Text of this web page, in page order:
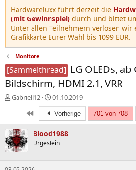
Hardwareluxx führt derzeit die
(mit Gewinnspiel) durch und bittet
Unter allen Teilnehmern verlosen wir
Grafikkarte Eurer Wahl bis 1099 EUR.
Monitore
[Sammelthread] LG OLEDs, ab
Bildschirm, HDMI 2.1, VRR
E
e
l
l
r
Gabriell12
E
r
s
t
e
l
01.10.2019
Erste Vorherige 701 von 708
Blood1988
Urgestein